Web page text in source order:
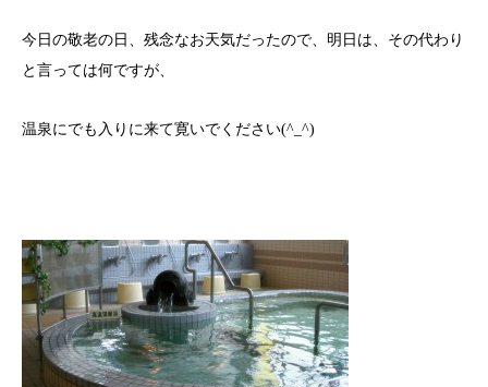
今日の敬老の日、残念なお天気だったので、明日は、その代わり
と言っては何ですが、
温泉にでも入りに来て寛いでください(^_^)